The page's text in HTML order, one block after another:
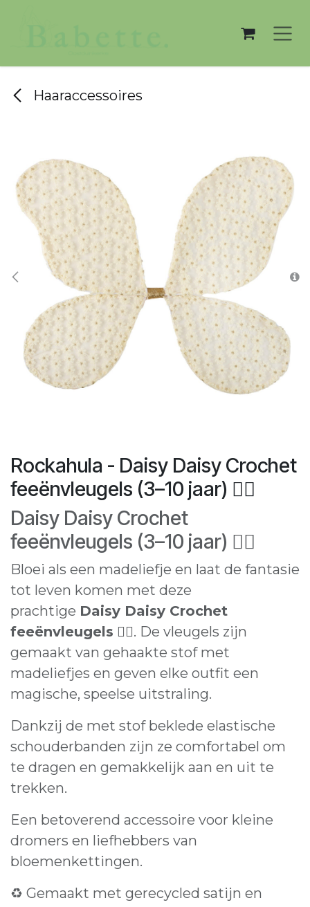
Haaraccessoires
Rockahula - Daisy Daisy Crochet
feeënvleugels (3–10 jaar) 🧚‍♀️
Daisy Daisy Crochet
feeënvleugels (3–10 jaar) 🧚‍♀️
Bloei als een madeliefje en laat de fantasie
tot leven komen met deze
prachtige Daisy Daisy Crochet
feeënvleugels 🧚‍♀️. De vleugels zijn
gemaakt van gehaakte stof met
madeliefjes en geven elke outfit een
magische, speelse uitstraling.
Dankzij de met stof beklede elastische
schouderbanden zijn ze comfortabel om
te dragen en gemakkelijk aan en uit te
trekken.
Een betoverend accessoire voor kleine
dromers en liefhebbers van
bloemenkettingen.
♻️ Gemaakt met gerecycled satijn en